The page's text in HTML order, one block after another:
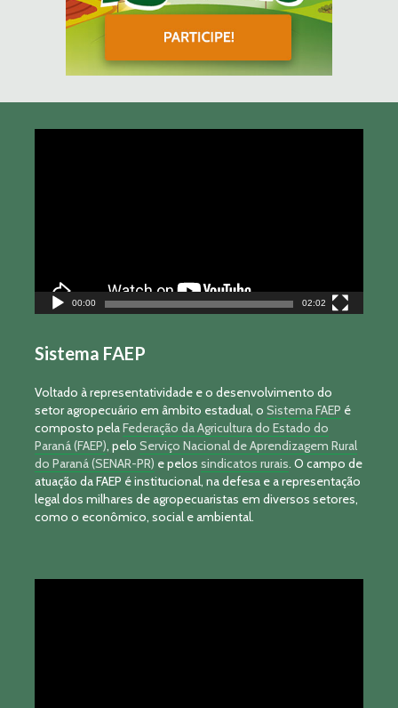
00:00 02:02
Sistema FAEP
Voltado à representatividade e o desenvolvimento do
setor agropecuário em âmbito estadual, o Sistema FAEP é
composto pelaFederação da Agricultura do Estado do
Paraná (FAEP), pelo Serviço Nacional de Aprendizagem Rural
do Paraná (SENAR-PR) e pelos sindicatos rurais. O campo de
atuação da FAEP é institucional, na defesa e a representação
legal dos milhares de agropecuaristas em diversos setores,
como o econômico, social e ambiental.